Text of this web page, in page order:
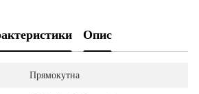
Опис
Прямокутна